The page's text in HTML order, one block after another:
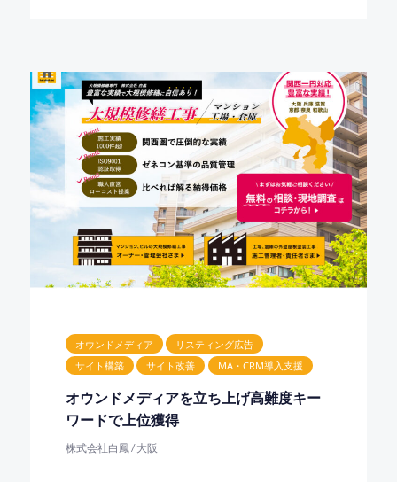
オウンドメディア
リスティング広告
サイト構築
サイト改善 MA・CRM導入支援
オウンドメディアを立ち上げ高難度キー
ワードで上位獲得
株式会社白鳳 / 大阪